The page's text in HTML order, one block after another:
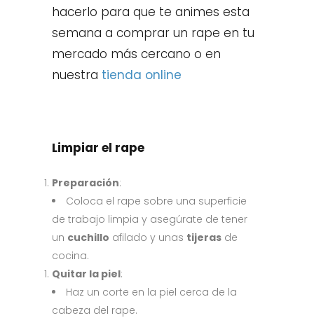
hacerlo para que te animes esta
semana a comprar un rape en tu
mercado más cercano o en
nuestra tienda online
Limpiar el rape
Preparación:
Coloca el rape sobre una superficie
de trabajo limpia y asegúrate de tener
un cuchillo afilado y unas tijeras de
cocina.
Quitar la piel:
Haz un corte en la piel cerca de la
cabeza del rape.